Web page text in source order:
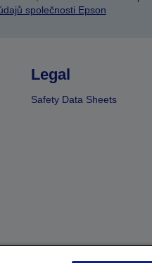
společnosti Epson
Legal
Safety Data Sheets